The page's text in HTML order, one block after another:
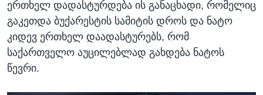
ერთხელ დადასტურდება ის განაცხადი, რომელიც
გაკეთდა ბუქარესტის სამიტის დროს და ნატო
კიდევ ერთხელ დაადასტურებს, რომ
საქართველო აუცილებლად გახდება ნატოს
წევრი.